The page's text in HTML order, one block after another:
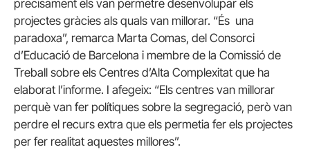
precisament els van permetre desenvolupar els
projectes gràcies als quals van millorar. “És una
paradoxa”, remarca Marta Comas, del Consorci
d’Educació de Barcelona i membre de la Comissió de
Treball sobre els Centres d’Alta Complexitat que ha
elaborat l’informe. I afegeix: “Els centres van millorar
perquè van fer polítiques sobre la segregació, però van
perdre el recurs extra que els permetia fer els projectes
per fer realitat aquestes millores”.